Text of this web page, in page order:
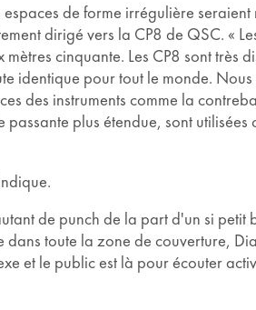
de forme irrégulière
dirigé vers la CP8 de QSC. «
cinquante. Les CP8 sont très
identique pour tout le monde.
des instruments comme la
plus étendue, sont
de punch de la part d'un si
toute la zone de couverture,
et le public est là pour écouter